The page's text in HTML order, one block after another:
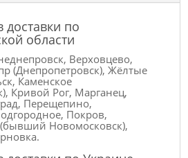
доставки по
области
Верховцево,
(Днепропетровск), Жёлтые
Каменское
Кривой Рог, Марганец,
Перещепино,
Покров,
Новомосковск),